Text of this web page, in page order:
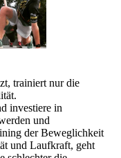
trainiert nur die
investiere in
und
der Beweglichkeit
und Laufkraft, geht